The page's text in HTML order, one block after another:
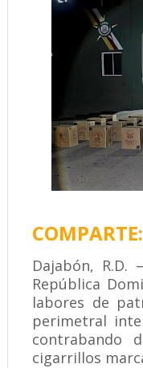
COMPARTE:
Dajabón, R.D.
República
labores de
perimetral
contrabando
cigarrillos